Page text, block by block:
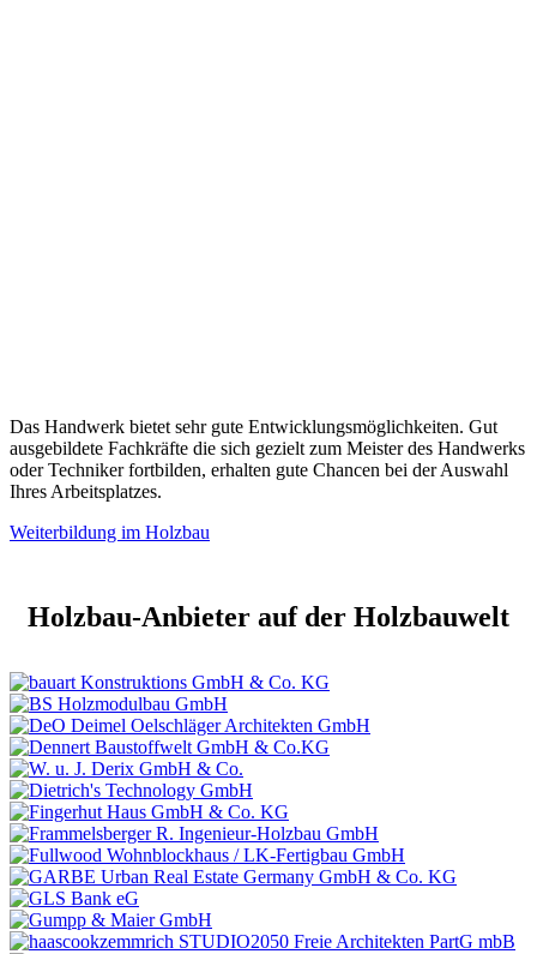
Das Handwerk bietet sehr gute Entwicklungsmöglichkeiten. Gut
ausgebildete Fachkräfte die sich gezielt zum Meister des Handwerks
oder Techniker fortbilden, erhalten gute Chancen bei der Auswahl
Ihres Arbeitsplatzes.
Weiterbildung im Holzbau
Holzbau-Anbieter auf der Holzbauwelt